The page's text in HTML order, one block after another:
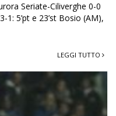
Seriate-Ciliverghe 0-0
5’pt e 23’st Bosio (AM),
LEGGI TUTTO